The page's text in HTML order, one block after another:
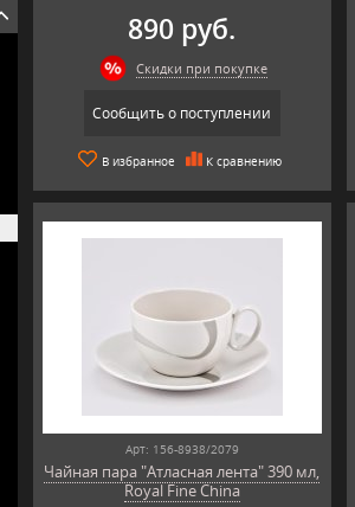
890 руб.
Скидки при покупке
Сообщить о поступлении
В избранное К сравнению
Арт: 156-8938/2079
Чайная пара "Атласная лента" 390 мл,
Royal Fine China